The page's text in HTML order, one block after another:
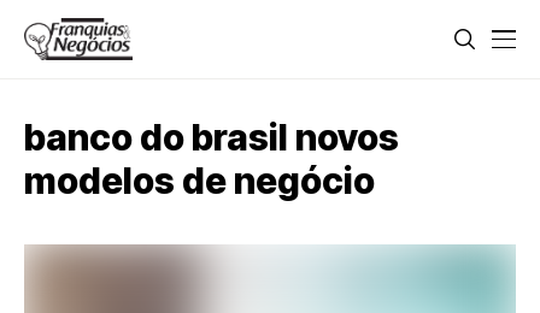
banco do brasil novos
modelos de negócio